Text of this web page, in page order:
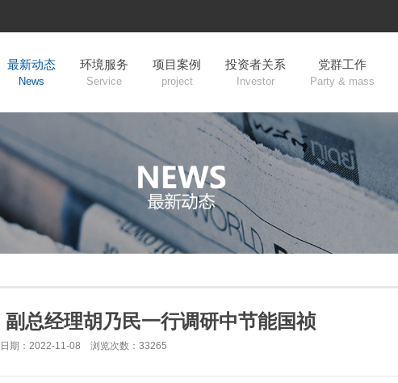
最新动态
News
环境服务
Service
项目案例
project
投资者关系
Investor
党群工作
Party & mass
总经理胡乃民一行调研中节能国祯
期：2022-11-08 浏览次数：33265